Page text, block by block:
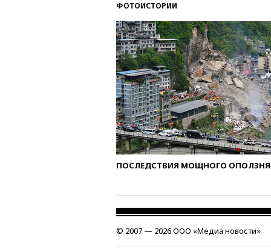
ФОТОИСТОРИИ
ПОСЛЕДСТВИЯ МОЩНОГО ОПОЛЗНЯ
© 2007 — 2026 ООО «Медиа новости»